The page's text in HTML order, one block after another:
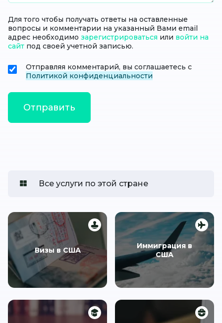
Для того чтобы получать ответы на оставленные
вопросы и комментарии на указанный Вами email
адрес необходимо зарегистрироваться или войти на
сайт под своей учетной записью.
Отправляя комментарий, вы соглашаетесь с
Политикой конфиденциальности
Все услуги по этой стране
Визы в США
Иммиграция в
США